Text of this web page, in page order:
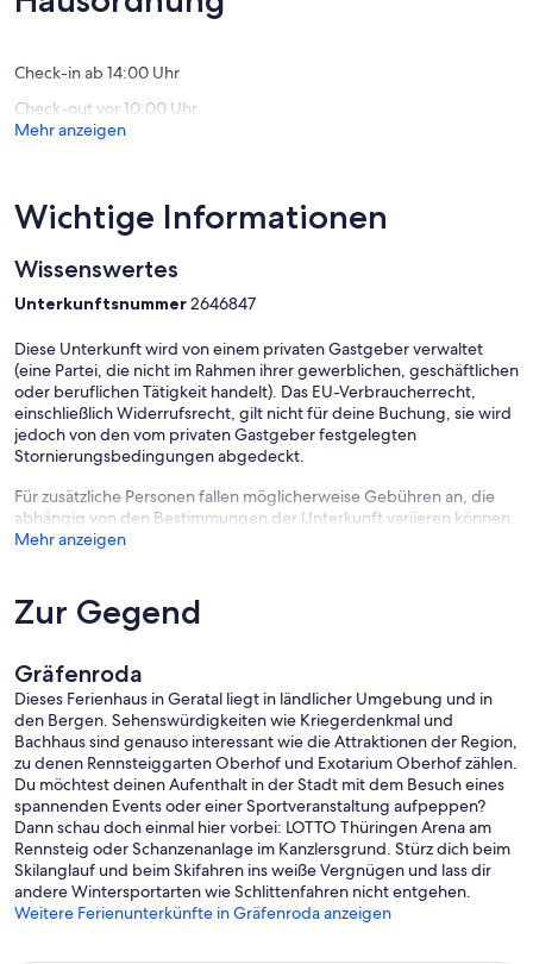
(87
Check-in ab 14:00 Uhr
Check-out vor 10:00 Uhr
Mehr anzeigen
Wichtige Informationen
Wissenswertes
Unterkunftsnummer2646847
Diese Unterkunft wird von einem privaten Gastgeber verwaltet
(eine Partei, die nicht im Rahmen ihrer gewerblichen, geschäftlichen
oder beruflichen Tätigkeit handelt). Das EU-Verbraucherrecht,
einschließlich Widerrufsrecht, gilt nicht für deine Buchung, sie wird
jedoch von den vom privaten Gastgeber festgelegten
Stornierungsbedingungen abgedeckt.
Für zusätzliche Personen fallen möglicherweise Gebühren an, die
abhängig von den Bestimmungen der Unterkunft variieren können.
Mehr anzeigen
Zur Gegend
Gräfenroda
Dieses Ferienhaus in Geratal liegt in ländlicher Umgebung und in
den Bergen. Sehenswürdigkeiten wie Kriegerdenkmal und
Bachhaus sind genauso interessant wie die Attraktionen der Region,
zu denen Rennsteiggarten Oberhof und Exotarium Oberhof zählen.
Du möchtest deinen Aufenthalt in der Stadt mit dem Besuch eines
spannenden Events oder einer Sportveranstaltung aufpeppen?
Dann schau doch einmal hier vorbei: LOTTO Thüringen Arena am
Rennsteig oder Schanzenanlage im Kanzlersgrund. Stürz dich beim
Skilanglauf und beim Skifahren ins weiße Vergnügen und lass dir
andere Wintersportarten wie Schlittenfahren nicht entgehen.
Weitere Ferienunterkünfte in Gräfenroda anzeigen